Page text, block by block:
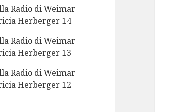
Radio di Weimar
Herberger 14
Radio di Weimar
Herberger 13
Radio di Weimar
Herberger 12